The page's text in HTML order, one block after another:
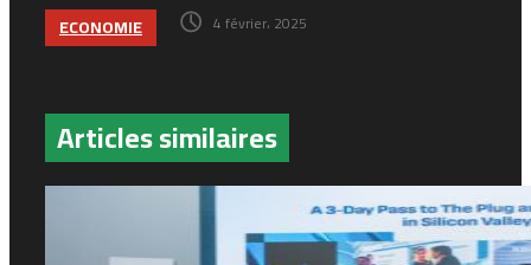
ECONOMIE 4 février، 2025
Articles similaires